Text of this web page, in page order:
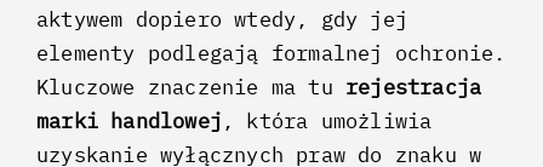
aktywem dopiero wtedy, gdy jej
elementy podlegają formalnej ochronie.
Kluczowe znaczenie ma tu rejestracja
marki handlowej , która umożliwia
uzyskanie wyłącznych praw do znaku w